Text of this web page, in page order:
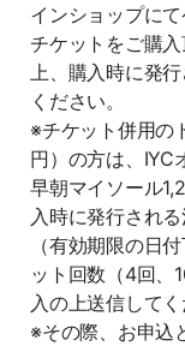
インショップに
チケットをご購
上、購入時に発
ください。
※チケット併用の
円）の方は、IYC
早朝マイソール
入時に発行され
（有効期限の日
ット回数（4回、
入の上送信してく
※その際、お申込